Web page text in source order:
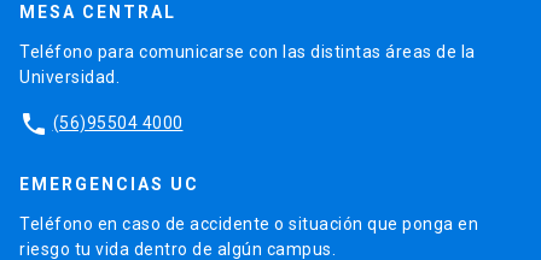
MESA CENTRAL
Teléfono para comunicarse con las distintas áreas de la
Universidad.
phone (56)95504 4000
EMERGENCIAS UC
Teléfono en caso de accidente o situación que ponga en
riesgo tu vida dentro de algún campus.